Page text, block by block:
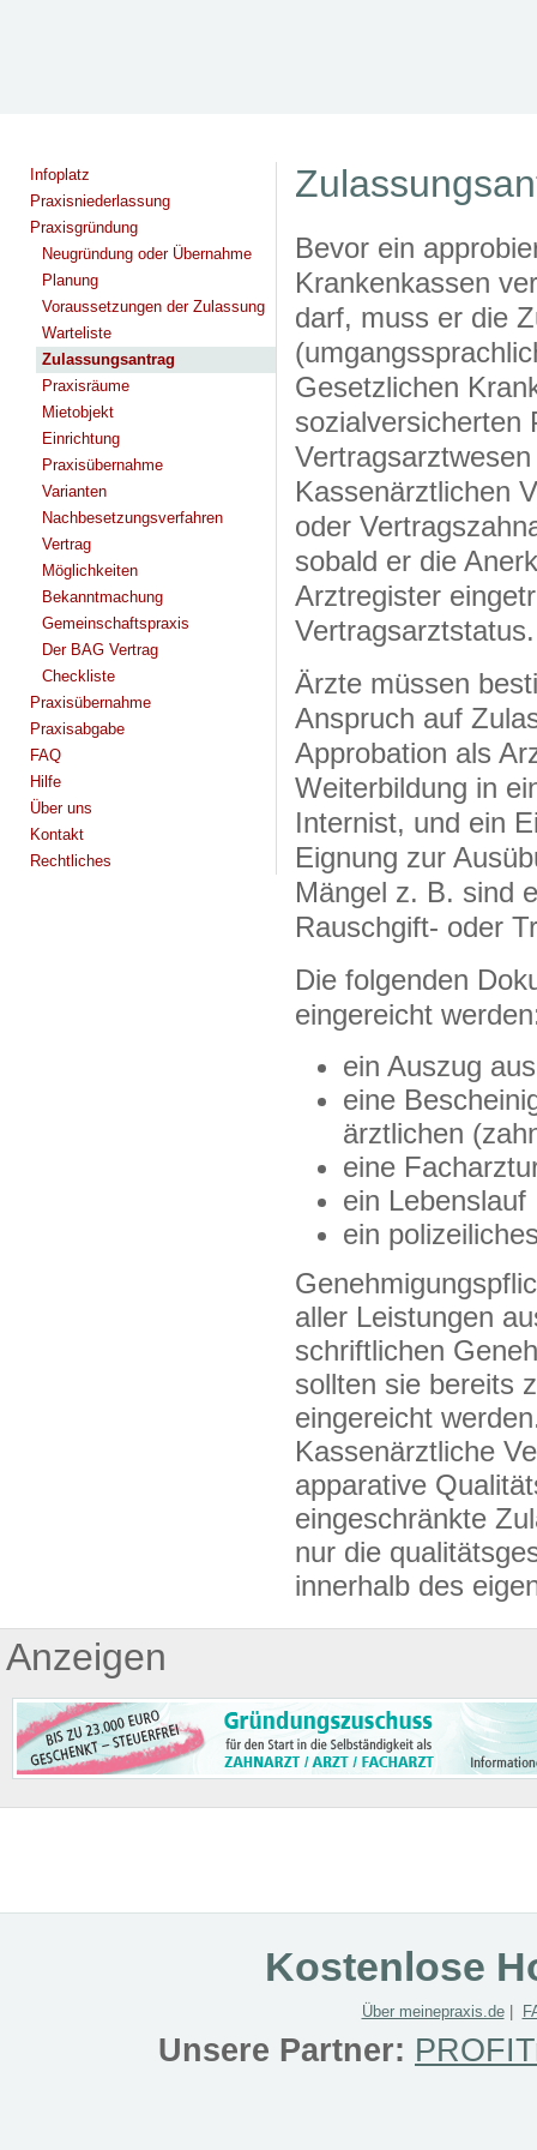
Infoplatz
Praxisniederlassung
Praxisgründung
Neugründung oder Übernahme
Planung
Voraussetzungen der Zulassung
Warteliste
Zulassungsantrag
Praxisräume
Mietobjekt
Einrichtung
Praxisübernahme
Varianten
Nachbesetzungsverfahren
Vertrag
Möglichkeiten
Bekanntmachung
Gemeinschaftspraxis
Der BAG Vertrag
Checkliste
Praxisübernahme
Praxisabgabe
FAQ
Hilfe
Über uns
Kontakt
Rechtliches
Bevor ein
Krankenkassen
darf, muss er die
Gesetzlichen
sozialversicherten
Kassenärztlichen
oder
sobald er die
Arztregister
Vertragsarztstatus.
Ärzte müssen
Anspruch auf
Approbation als
Weiterbildung in
Internist, und ein
Eignung zur
Mängel z. B. sind
Rauschgift- oder
Die folgenden
eingereicht
ein Auszug
eine
ärztlichen
eine
ein Lebenslauf
ein
aller Leistungen
schriftlichen
sollten sie bereits
eingereicht
Kassenärztliche
apparative
eingeschränkte
nur die
innerhalb des
Anzeigen
Kostenlose
Über meinepraxis.de|
Unsere Partner: